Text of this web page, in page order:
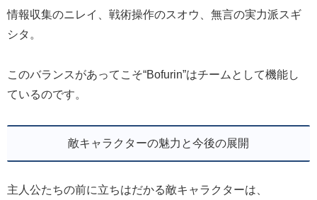
情報収集のニレイ、戦術操作のスオウ、無言の実力派スギ
シタ。
このバランスがあってこそ“Bofurin”はチームとして機能し
ているのです。
敵キャラクターの魅力と今後の展開
主人公たちの前に立ちはだかる敵キャラクターは、